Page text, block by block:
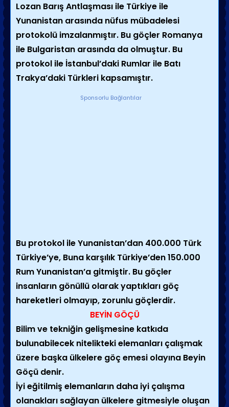
Lozan Barış Antlaşması ile Türkiye ile
Yunanistan arasında nüfus mübadelesi
protokolü imzalanmıştır. Bu göçler Romanya
ile Bulgaristan arasında da olmuştur. Bu
protokol ile İstanbul’daki Rumlar ile Batı
Trakya’daki Türkleri kapsamıştır.
Sponsorlu Bağlantılar
Bu protokol ile Yunanistan’dan 400.000 Türk
Türkiye’ye, Buna karşılık Türkiye’den 150.000
Rum Yunanistan’a gitmiştir. Bu göçler
insanların gönüllü olarak yaptıkları göç
hareketleri olmayıp, zorunlu göçlerdir.
BEYİN GÖÇÜ
Bilim ve tekniğin gelişmesine katkıda
bulunabilecek nitelikteki elemanları çalışmak
üzere başka ülkelere göç emesi olayına Beyin
Göçü denir.
İyi eğitilmiş elemanların daha iyi çalışma
olanakları sağlayan ülkelere gitmesiyle oluşan